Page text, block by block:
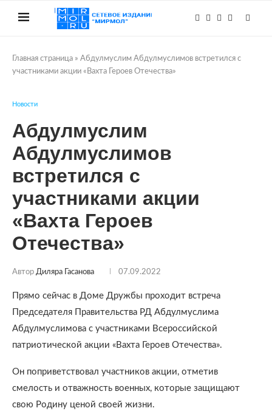
Главная страница » Абдулмуслим Абдулмуслимов встретился с
участниками акции «Вахта Героев Отечества»
Новости
Абдулмуслим
Абдулмуслимов
встретился с
участниками акции
«Вахта Героев
Отечества»
Автор Диляра Гасанова 07.09.2022
Прямо сейчас в Доме Дружбы проходит встреча
Председателя Правительства РД Абдулмуслима
Абдулмуслимова с участниками Всероссийской
патриотической акции «Вахта Героев Отечества».
Он поприветствовал участников акции, отметив
смелость и отважность военных, которые защищают
свою Родину ценой своей жизни.